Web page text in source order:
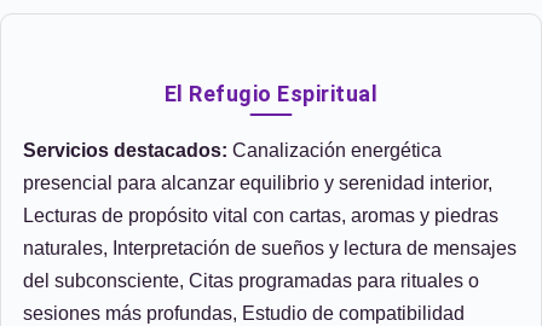
El Refugio Espiritual
Servicios destacados: Canalización energética
presencial para alcanzar equilibrio y serenidad interior,
Lecturas de propósito vital con cartas, aromas y piedras
naturales, Interpretación de sueños y lectura de mensajes
del subconsciente, Citas programadas para rituales o
sesiones más profundas, Estudio de compatibilidad